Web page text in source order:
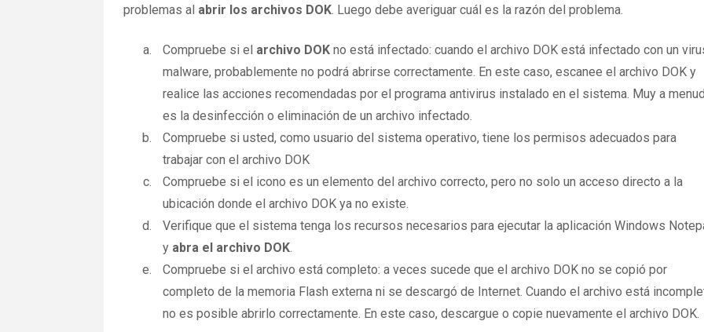
problemas al abrir los archivos DOK. Luego debe averiguar cuál es la razón del problema.
Compruebe si el archivo DOK no está infectado: cuando el archivo DOK está infectado con un
malware, probablemente no podrá abrirse correctamente. En este caso, escanee el archivo DOK y
realice las acciones recomendadas por el programa antivirus instalado en el sistema. Muy a
es la desinfección o eliminación de un archivo infectado.
Compruebe si usted, como usuario del sistema operativo, tiene los permisos adecuados para
trabajar con el archivo DOK
Compruebe si el icono es un elemento del archivo correcto, pero no solo un acceso directo a la
ubicación donde el archivo DOK ya no existe.
Verifique que el sistema tenga los recursos necesarios para ejecutar la aplicación Windows
y abra el archivo DOK.
Compruebe si el archivo está completo: a veces sucede que el archivo DOK no se copió por
completo de la memoria Flash externa ni se descargó de Internet. Cuando el archivo está
no es posible abrirlo correctamente. En este caso, descargue o copie nuevamente el archivo DOK.